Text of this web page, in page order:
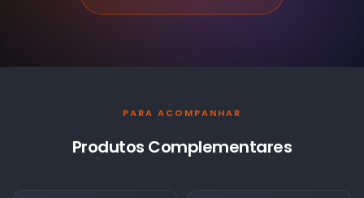
PARA ACOMPANHAR
Produtos Complementares